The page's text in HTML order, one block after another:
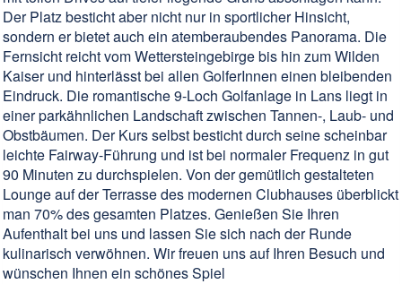
Der Platz besticht aber nicht nur in sportlicher Hinsicht,
sondern er bietet auch ein atemberaubendes Panorama. Die
Fernsicht reicht vom Wettersteingebirge bis hin zum Wilden
Kaiser und hinterlässt bei allen GolferInnen einen bleibenden
Eindruck. Die romantische 9-Loch Golfanlage in Lans liegt in
einer parkähnlichen Landschaft zwischen Tannen-, Laub- und
Obstbäumen. Der Kurs selbst besticht durch seine scheinbar
leichte Fairway-Führung und ist bei normaler Frequenz in gut
90 Minuten zu durchspielen. Von der gemütlich gestalteten
Lounge auf der Terrasse des modernen Clubhauses überblickt
man 70% des gesamten Platzes. Genießen Sie Ihren
Aufenthalt bei uns und lassen Sie sich nach der Runde
kulinarisch verwöhnen. Wir freuen uns auf Ihren Besuch und
wünschen Ihnen ein schönes Spiel